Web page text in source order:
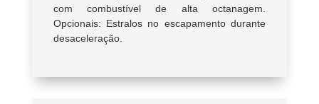
com combustível de alta octanagem.
Opcionais: Estralos no escapamento durante
desaceleração.